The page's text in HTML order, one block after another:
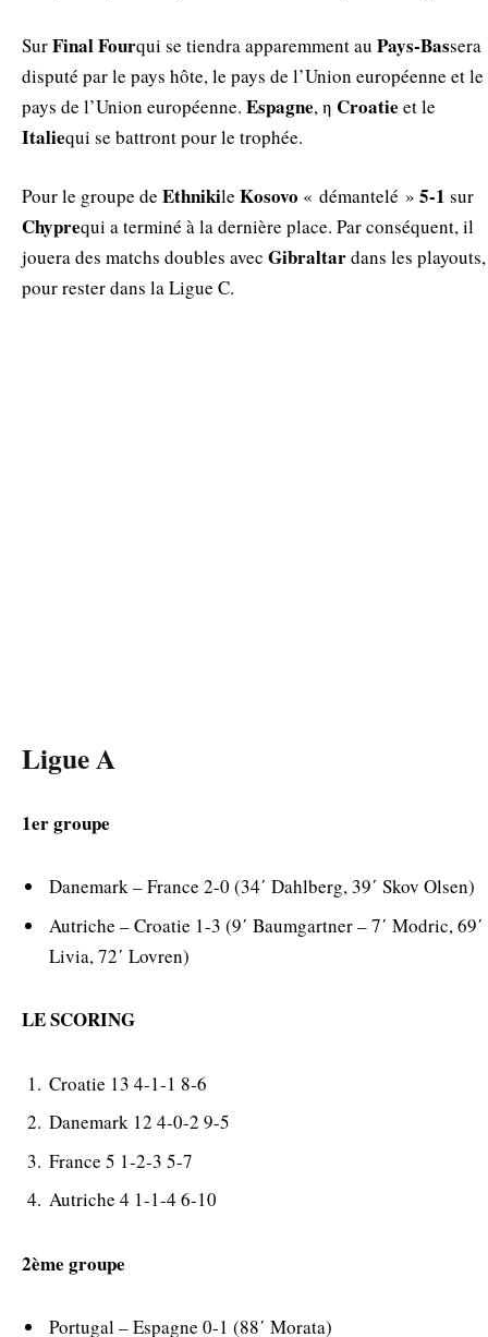
SurFinal Fourqui se tiendra apparemment au Pays-Bassera
disputé par le pays hôte, le pays de l’Union européenne et le
pays de l’Union européenne. Espagne, η Croatie et le
Italiequi se battront pour le trophée.
Pour le groupe de Ethnikile Kosovo « démantelé » 5-1 sur
Chyprequi a terminé à la dernière place. Par conséquent, il
jouera des matchs doubles avec Gibraltardans les playouts,
pour rester dans la Ligue C.
Ligue A
1er groupe
Danemark – France 2-0 (34΄ Dahlberg, 39΄ Skov Olsen)
Autriche – Croatie 1-3 (9΄ Baumgartner – 7΄ Modric, 69΄
Livia, 72΄ Lovren)
LE SCORING
Croatie 13 4-1-1 8-6
Danemark 12 4-0-2 9-5
France 5 1-2-3 5-7
Autriche 4 1-1-4 6-10
2ème groupe
Portugal – Espagne 0-1 (88΄ Morata)